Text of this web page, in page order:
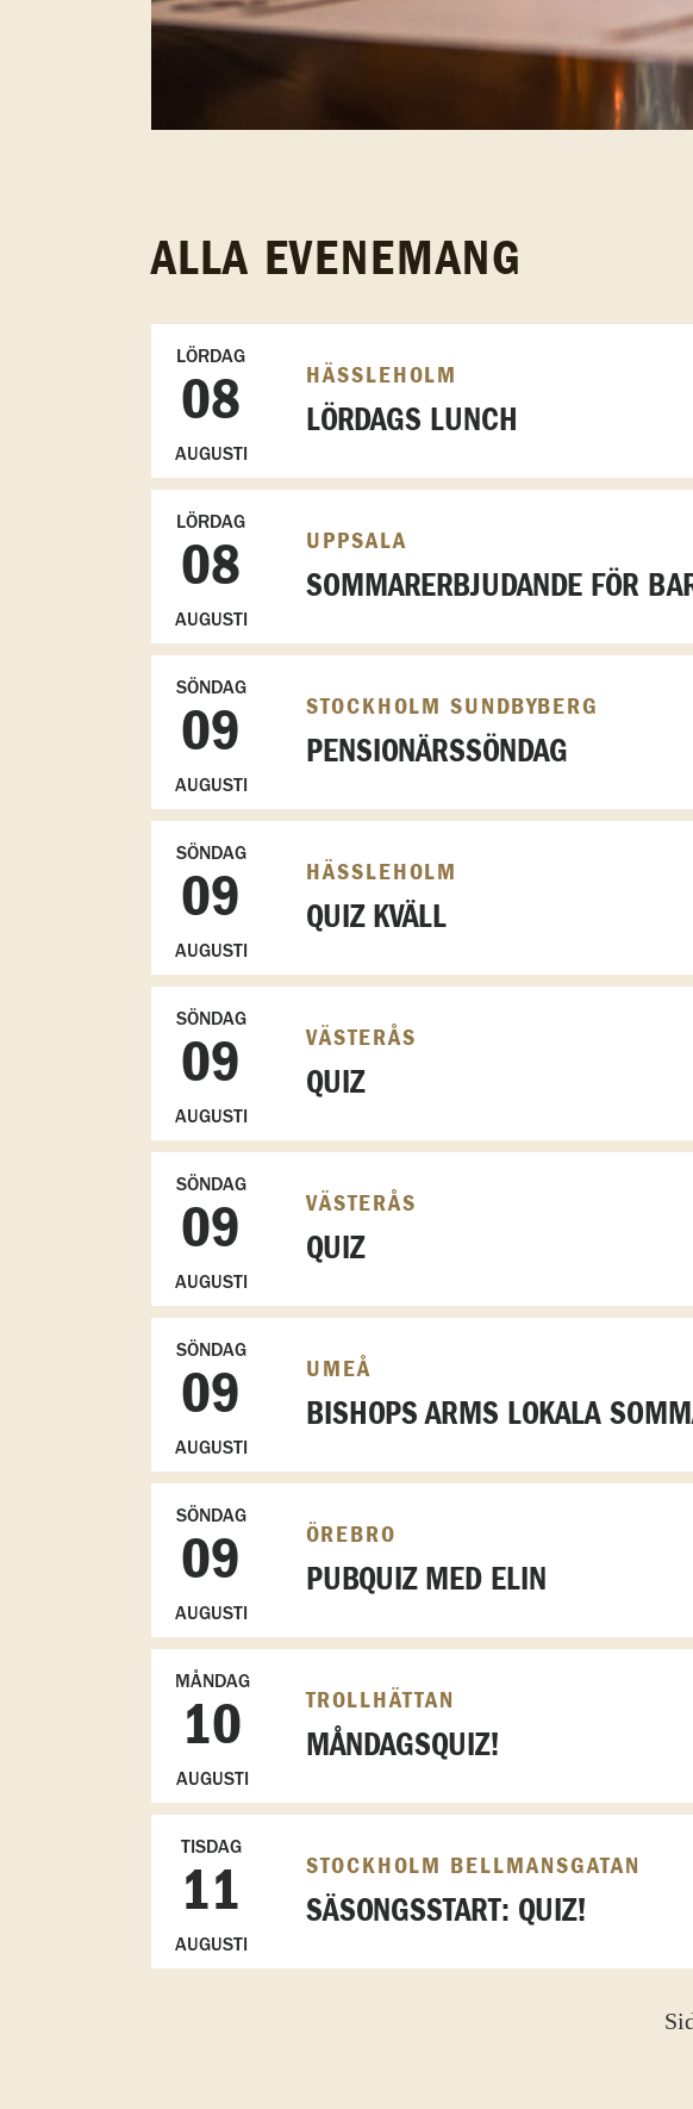
ALLA EVENEMANG
LÖRDAG
08
AUGUSTI
HÄSSLEHOLM
LÖRDAGS LUNCH
LÖRDAG
08
AUGUSTI
UPPSALA
SOMMARERBJUDANDE FÖR
SÖNDAG
09
AUGUSTI
STOCKHOLM SUNDBYBERG
PENSIONÄRSSÖNDAG
SÖNDAG
09
AUGUSTI
HÄSSLEHOLM
QUIZ KVÄLL
SÖNDAG
09
AUGUSTI
VÄSTERÅS
QUIZ
SÖNDAG
09
AUGUSTI
VÄSTERÅS
QUIZ
SÖNDAG
09
AUGUSTI
UMEÅ
BISHOPS ARMS LOKALA
SÖNDAG
09
AUGUSTI
ÖREBRO
PUBQUIZ MED ELIN
MÅNDAG
10
AUGUSTI
TROLLHÄTTAN
MÅNDAGSQUIZ!
TISDAG
11
AUGUSTI
STOCKHOLM BELLMANSGATAN
SÄSONGSSTART: QUIZ!